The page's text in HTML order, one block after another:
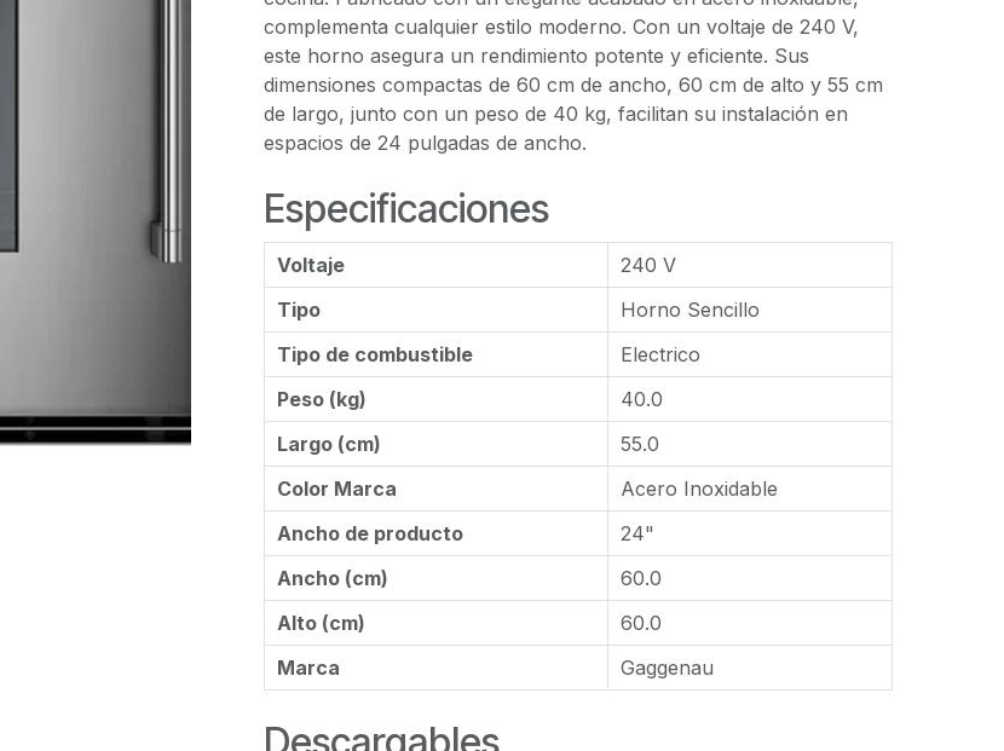
complementa cualquier estilo moderno. Con un voltaje de 240 V,
este horno asegura un rendimiento potente y eficiente. Sus
dimensiones compactas de 60 cm de ancho, 60 cm de alto y 55 cm
de largo, junto con un peso de 40 kg, facilitan su instalación en
espacios de 24 pulgadas de ancho.
Especificaciones
Voltaje
240 V
Tipo
Horno Sencillo
Tipo de combustible
Electrico
Peso (kg)
40.0
Largo (cm)
55.0
Color Marca
Acero Inoxidable
Ancho de producto
24"
Ancho (cm)
60.0
Alto (cm)
60.0
Marca
Gaggenau